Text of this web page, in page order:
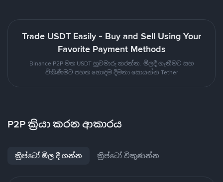
Trade USDT Easily - Buy and Sell Using Your
Favorite Payment Methods
Binance P2P මත USDT හුවමාරු කරන්න. මිලදී ගැනීමට සහ
විකිණීමට පහත හොඳම දීමනා සොයන්න Tether
P2P ක්‍රියා කරන ආකාරය
ක්‍රිප්ටෝ මිල දී ගන්න ක්‍රිප්ටෝ විකුණන්න